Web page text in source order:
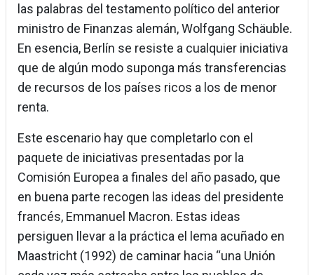
las palabras del testamento político del anterior
ministro de Finanzas alemán, Wolfgang Schäuble.
En esencia, Berlín se resiste a cualquier iniciativa
que de algún modo suponga más transferencias
de recursos de los países ricos a los de menor
renta.
Este escenario hay que completarlo con el
paquete de iniciativas presentadas por la
Comisión Europea a finales del año pasado, que
en buena parte recogen las ideas del presidente
francés, Emmanuel Macron. Estas ideas
persiguen llevar a la práctica el lema acuñado en
Maastricht (1992) de caminar hacia “una Unión